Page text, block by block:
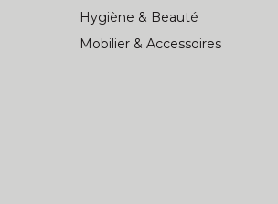
Hygiène & Beauté
Mobilier & Accessoires